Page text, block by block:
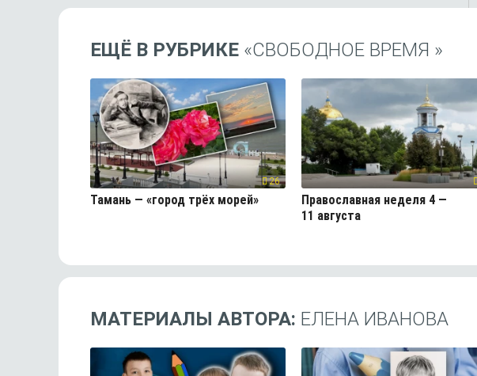
ЕЩЁ В РУБРИКЕ «СВОБОДНОЕ ВРЕМЯ »
26
Тамань — «город трёх морей»
Православная неделя 4 —
11 августа
МАТЕРИАЛЫ АВТОРА: ЕЛЕНА ИВАНОВА